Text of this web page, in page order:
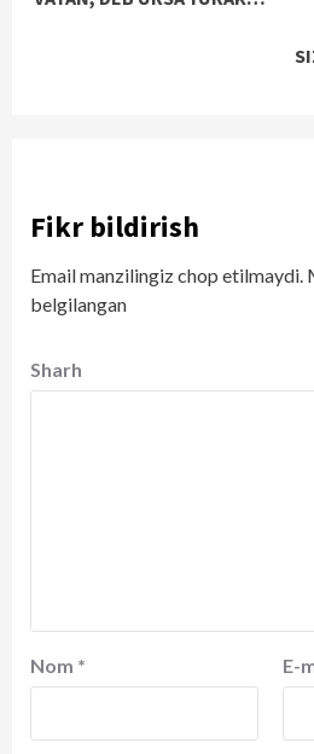
Reading
Fikr bildirish
Email manzilingiz chop etilmaydi.
belgilangan
Sharh
Nom * E-